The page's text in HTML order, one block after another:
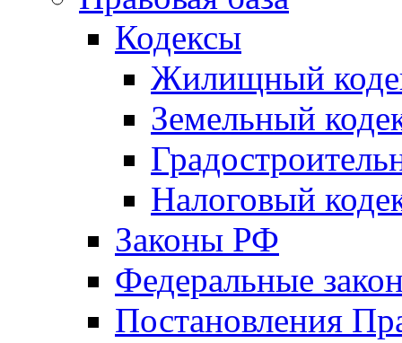
Кодексы
Жилищный
Земельный
Налоговый
Законы РФ
Федеральные
Постановления